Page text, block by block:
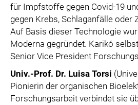
für Impfstoffe gegen Covid-19
gegen Krebs, Schlaganfälle oder
Auf Basis dieser Technologie
Moderna gegründet. Karikó
Senior Vice President
Univ.-Prof. Dr. Luisa Torsi
Pionierin der organischen
Forschungsarbeit verbindet sie